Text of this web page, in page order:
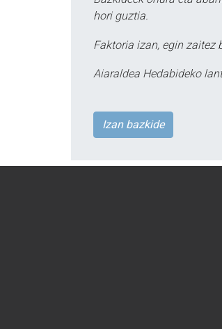
hori guztia.
Faktoria izan, egin zaitez
Aiaraldea Hedabideko
Izan bazkide